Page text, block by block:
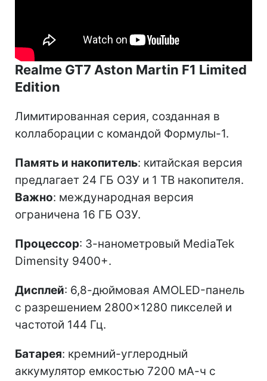
Realme GT7 Aston Martin F1 Limited
Edition
Лимитированная серия, созданная в
коллаборации с командой Формулы-1.
Память и накопитель: китайская версия
предлагает 24 ГБ ОЗУ и 1 ТВ накопителя.
Важно: международная версия
ограничена 16 ГБ ОЗУ.
Процессор: 3-нанометровый MediaTek
Dimensity 9400+.
Дисплей: 6,8-дюймовая AMOLED-панель
с разрешением 2800×1280 пикселей и
частотой 144 Гц.
Батарея: кремний-углеродный
аккумулятор емкостью 7200 мА-ч с